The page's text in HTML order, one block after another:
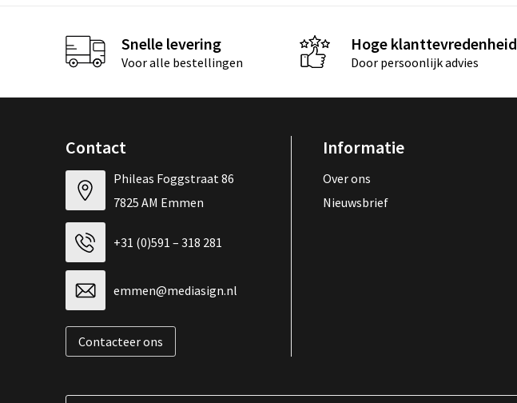
Snelle levering
Voor alle bestellingen
Hoge klanttevredenheid
Door persoonlijk advies
Contact
Phileas Foggstraat 86
7825 AM Emmen
+31 (0)591 – 318 281
emmen@mediasign.nl
Contacteer ons
Informatie
Over ons
Nieuwsbrief